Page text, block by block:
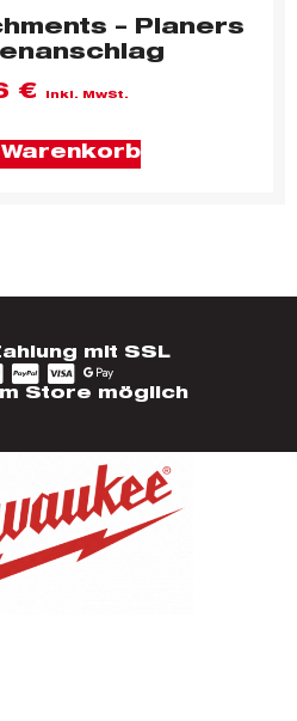
– Planers
€ inkl. MwSt.
Warenkorb
mit SSL
Store möglich